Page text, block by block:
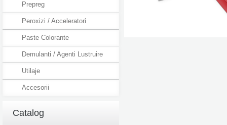
Prepreg
Peroxizi / Acceleratori
Paste Colorante
Demulanti / Agenti Lustruire
Utilaje
Accesorii
Catalog